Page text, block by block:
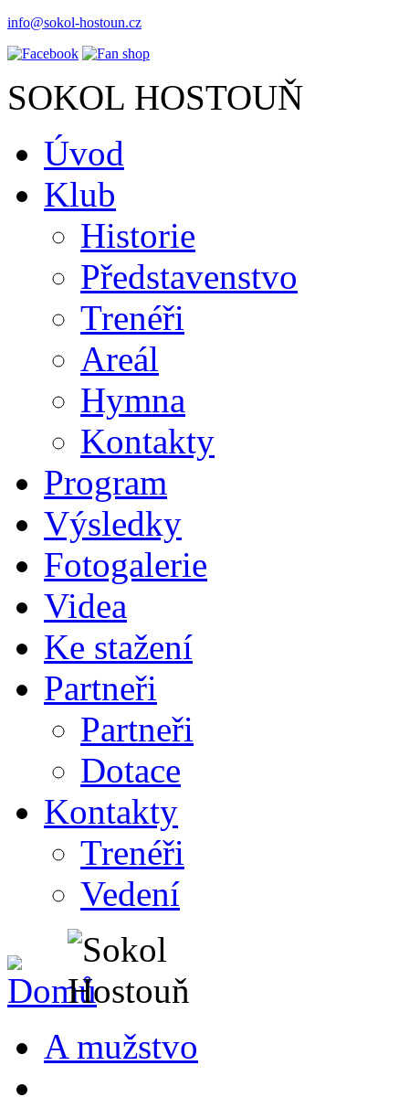
info@sokol-hostoun.cz
SOKOL HOSTOUŇ
Úvod
Klub
Historie
Představenstvo
Trenéři
Areál
Hymna
Kontakty
Program
Výsledky
Fotogalerie
Videa
Ke stažení
Partneři
Partneři
Dotace
Kontakty
Trenéři
Vedení
A mužstvo